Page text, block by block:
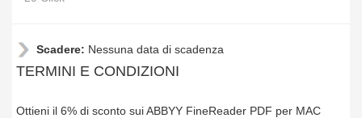
Scadere: Nessuna data di scadenza
TERMINI E CONDIZIONI
Ottieni il 6% di sconto sui ABBYY FineReader PDF per MAC